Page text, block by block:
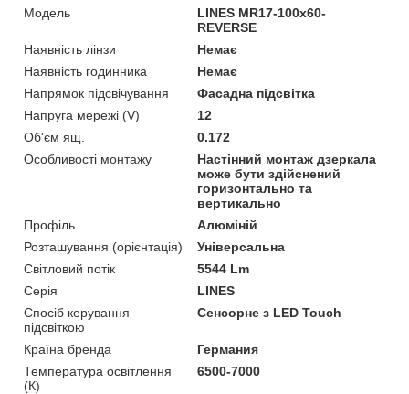
Мoдель
LINES MR17-100x60-
REVERSE
Наявність лінзи
Немає
Наявність годинника
Немає
Напрямок підсвічування
Фасадна підсвітка
Напруга мережі (V)
12
Об'єм ящ.
0.172
Особливості монтажу
Настінний монтаж дзеркала
може бути здійснений
горизонтально та
вертикально
Профіль
Алюміній
Розташування (орієнтація)
Універсальна
Світловий потік
5544 Lm
Серія
LINES
Спосіб керування
підсвіткою
Сенсорне з LED Touch
Країна бренда
Германия
Температура освітлення
(К)
6500-7000